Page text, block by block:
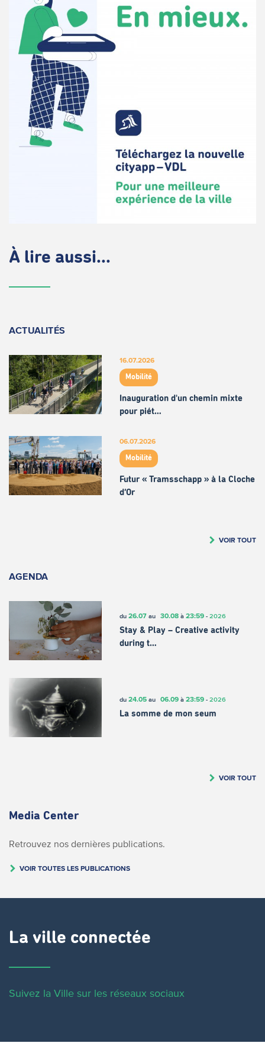
À lire aussi...
ACTUALITÉS
16.07.2026
Mobilité
Inauguration d'un chemin mixte
pour piét…
06.07.2026
Mobilité
Futur « Tramsschapp » à la Cloche
d’Or
VOIR TOUT
AGENDA
du 26.07au 30.08à 23:59- 2026
Stay & Play – Creative activity
during t…
du 24.05au 06.09à 23:59- 2026
La somme de mon seum
VOIR TOUT
Media Center
Retrouvez nos dernières publications.
VOIR TOUTES LES PUBLICATIONS
La ville connectée
Suivez la Ville sur les réseaux sociaux